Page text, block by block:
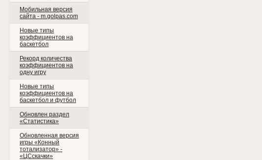
Мобильная версия
сайта - m.golpas.com
Новые типы
коэффициентов на
баскетбол
Рекорд количества
коэффициентов на
одну игру
Новые типы
коэффициентов на
баскетбол и футбол
Обновлен раздел
«Статистика»
Обновленная версия
игры «Конный
тотализатор» -
«ЦСскачки»